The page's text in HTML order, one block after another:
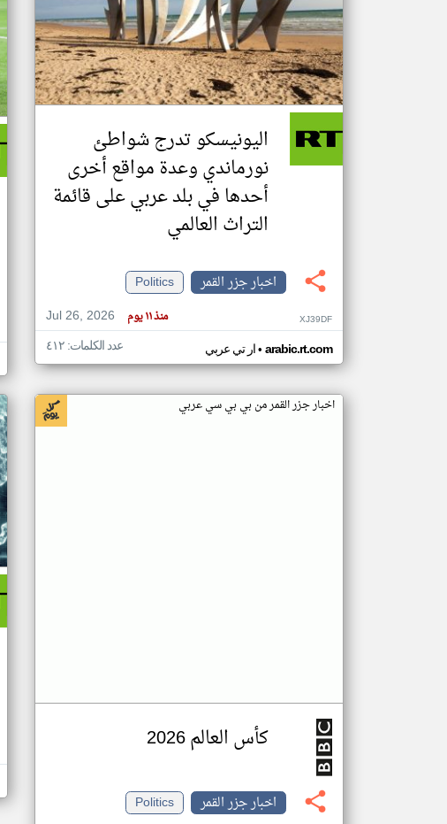
اليونيسكو تدرج شواطئ
نورماندي وعدة مواقع أخرى
أحدها في بلد عربي على قائمة
التراث العالمي
اخبار جزر القمر
Politics
Jul 26, 2026
منذ ١١ يوم XJ39DF
ار تي عربي• arabic.rt.com عدد الكلمات: ٤١٢
اخبار جزر القمر من بي بي سي عربي
كأس العالم 2026
اخبار جزر القمر
Politics